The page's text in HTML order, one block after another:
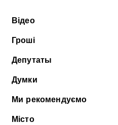
Відео
Гроші
Депутаты
Думки
Ми рекомендуємо
Місто